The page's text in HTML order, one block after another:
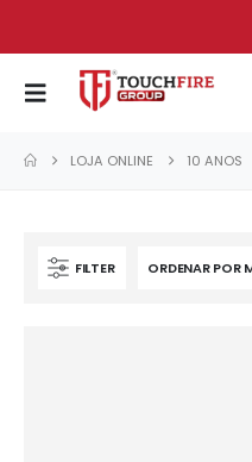
LOJA ONLINE 10 ANOS
FILTER